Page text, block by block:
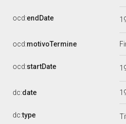
ocd:endDate
ocd:motivoTermine
ocd:startDate
dc:date
dc:type